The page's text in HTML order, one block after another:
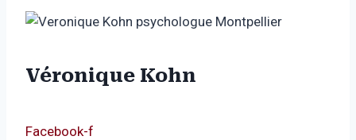
Véronique Kohn
Facebook-f